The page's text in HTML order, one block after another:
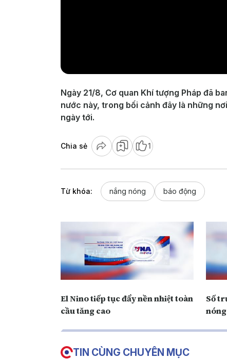
Ngày 21/8, Cơ quan Khí tượng Pháp đã
nước này, trong bối cảnh đây là những
ngày tới.
Chia sẻ 1
Từ khóa: nắng nóng báo động
El Nino tiếp tục đẩy nền nhiệt toàn
cầu tăng cao
Số
TIN CÙNG CHUYÊN MỤC